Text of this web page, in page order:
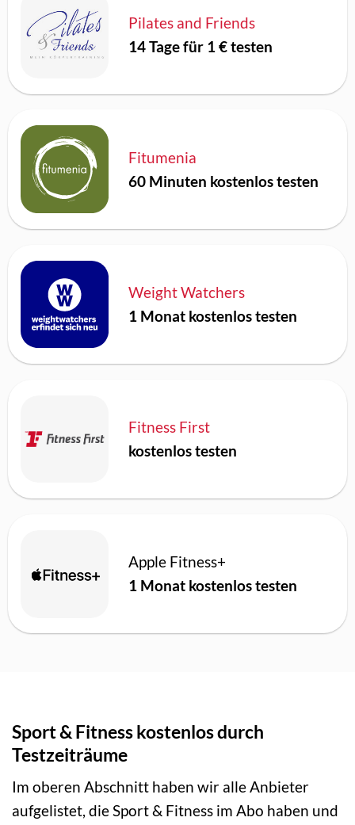
Pilates and Friends
14 Tage für 1 € testen
Fitumenia
60 Minuten kostenlos testen
Weight Watchers
1 Monat kostenlos testen
Fitness First
kostenlos testen
Apple Fitness+
1 Monat kostenlos testen
Sport & Fitness kostenlos durch
Testzeiträume
Im oberen Abschnitt haben wir alle Anbieter
aufgelistet, die Sport & Fitness im Abo haben und